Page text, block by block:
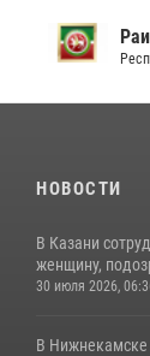
Раис
НОВОСТИ
В Казани
женщину,
30 июля 2026,
В Нижнекамске